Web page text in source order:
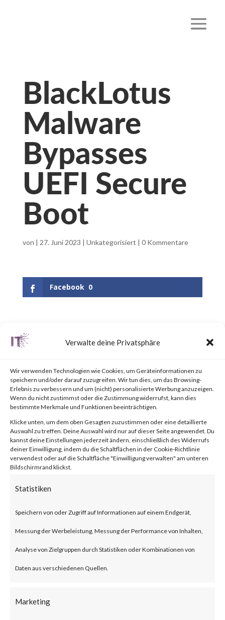
Verwalte deine Privatsphäre
Wir verwenden Technologien wie Cookies, um Geräteinformationen zu
speichern und/oder darauf zuzugreifen. Wir tun dies, um das Browsing-
Erlebnis zu verbessern und um (nicht) personalisierte Werbung anzuzeigen.
Wenn du nicht zustimmst oder die Zustimmung widerrufst, kann dies
bestimmte Merkmale und Funktionen beeinträchtigen.
Klicke unten, um dem oben Gesagten zuzustimmen oder eine detaillierte
Auswahl zu treffen. Deine Auswahl wird nur auf dieser Seite angewendet. Du
kannst deine Einstellungen jederzeit ändern, einschließlich des Widerrufs
deiner Einwilligung, indem du die Schaltflächen in der Cookie-Richtlinie
verwendest oder auf die Schaltfläche "Einwilligung verwalten" am unteren
Bildschirmrand klickst.
Statistiken
Speichern von oder Zugriff auf Informationen auf einem Endgerät,
Messung der Werbeleistung, Messung der Performance von Inhalten,
Analyse von Zielgruppen durch Statistiken oder Kombinationen von
Daten aus verschiedenen Quellen.
Marketing
BlackLotus
Malware
Bypasses
UEFI Secure
Boot
von | 27. Juni 2023 | Unkategorisiert | 0 Kommentare
Facebook 0
UPDATE June 25, 2023:
Updated the appendix to
include a link to the “BlackLotus
Mitigation Guide” published by
the National Security Agency
(NSA).Why is this Significant?
This is significant because
BlackLotus malware can bypass
the malware is executed before
the operating system and
traditional OS-based security
solutions start.Also, BlackLotus
advertised and sold in